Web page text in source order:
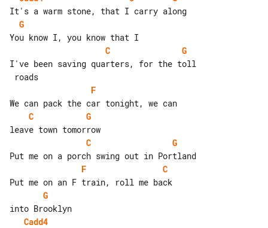
G
C
G
I've been saving quarters, for the toll
F
C
G
C
G
F
C
G
Cadd4